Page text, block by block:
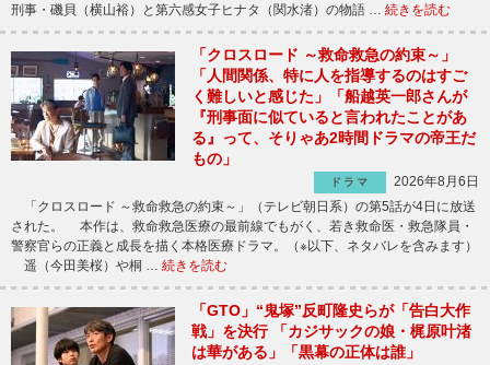
刑事・磯貝（横山裕）と第六感女子ヒナタ（関水渚）の物語 … 続きを読む
「クロスロード ～救命救急の約束～」
「人間関係、特に人を指導するのはすご
く難しいと感じた」「船越英一郎さんが
『刑事面に似ていると言われたことがあ
る』って、そりゃあ2時間ドラマの帝王だ
もの」
ドラマ
2026年8月6日
「クロスロード ～救命救急の約束～」（テレビ朝日系）の第5話が4日に放送
された。 本作は、救命救急医療の最前線でもがく、若き救命医・救急隊員・
警察官らの正義と成長を描く本格医療ドラマ。（※以下、ネタバレを含みます）
遥（今田美桜）や桐 … 続きを読む
「GTO」“鬼塚”反町隆史らが「告白大作
戦」を決行 「カジサックの娘・梶原叶渚
は華がある」「黒幕の正体は誰」